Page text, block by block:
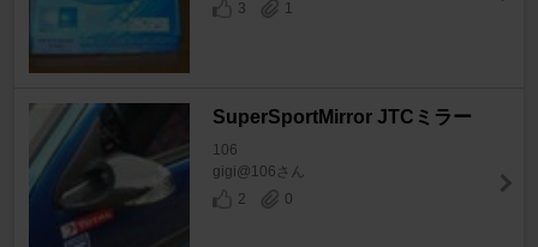
3
1
SuperSportMirror JTCミラー
106
gigi@106さん
2
0